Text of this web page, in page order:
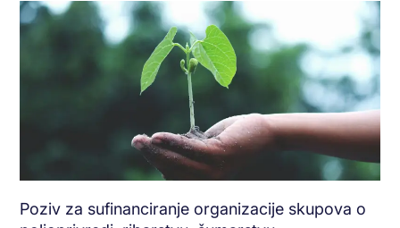
Poziv za sufinanciranje organizacije skupova o